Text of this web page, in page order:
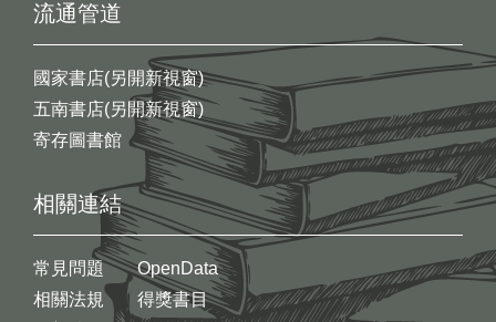
流通管道
國家書店(另開新視窗)
五南書店(另開新視窗)
寄存圖書館
相關連結
常見問題
相關法規
OpenData
得獎書目